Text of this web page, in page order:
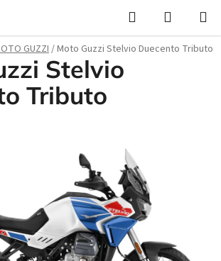
Hledat
KOŠÍK
GUZZI/Moto Guzzi Stelvio Duecento Tributo
Stelvio
Tributo